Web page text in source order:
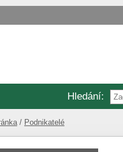
Hledání:
Podnikatelé